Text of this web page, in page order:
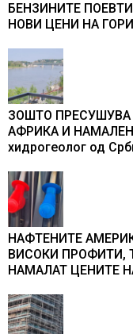
БЕНЗИНИТЕ
НОВИ ЦЕНИ НА
ЗОШТО
АФРИКА И НАМАЛЕН
хидрогеолог од
НАФТЕНИТЕ
ВИСОКИ ПРОФИТИ,
НАМАЛАТ ЦЕНИТЕ